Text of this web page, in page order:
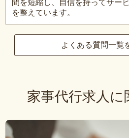
間を短縮し、自信を持ってサー
を整えています。
よくある質問一覧
家事代行求人に